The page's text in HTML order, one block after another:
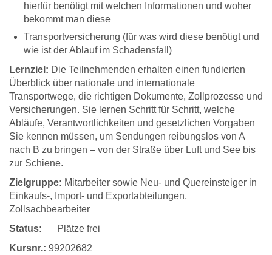
hierfür benötigt mit welchen Informationen und woher
bekommt man diese
Transportversicherung (für was wird diese benötigt und
wie ist der Ablauf im Schadensfall)
Lernziel: Die Teilnehmenden erhalten einen fundierten
Überblick über nationale und internationale
Transportwege, die richtigen Dokumente, Zollprozesse und
Versicherungen. Sie lernen Schritt für Schritt, welche
Abläufe, Verantwortlichkeiten und gesetzlichen Vorgaben
Sie kennen müssen, um Sendungen reibungslos von A
nach B zu bringen – von der Straße über Luft und See bis
zur Schiene.
Zielgruppe: Mitarbeiter sowie Neu- und Quereinsteiger in
Einkaufs-, Import- und Exportabteilungen,
Zollsachbearbeiter
Status:
Plätze frei
Kursnr.: 99202682